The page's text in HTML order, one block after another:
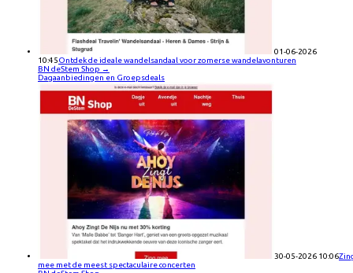
01-06-2026
10:45Ontdek de ideale wandelsandaal voor zomerse wandelavonturen
BN deStem Shop →
Dagaanbiedingen en Groepsdeals
30-05-2026 10:06
mee met de meest spectaculaire concerten